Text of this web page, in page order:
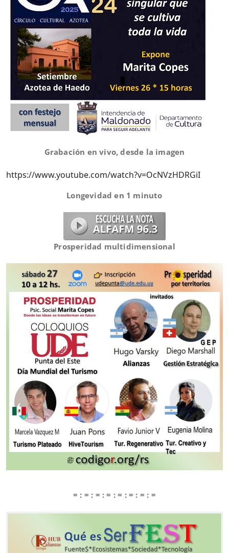
Grabación en vivo, desde la imagen
https://www.youtube.com/watch?v=OcNVzHDRGiI
Longevidad en 1 minuto
Prosperidad multidimensional
= : = : = : = : = : = : = : =